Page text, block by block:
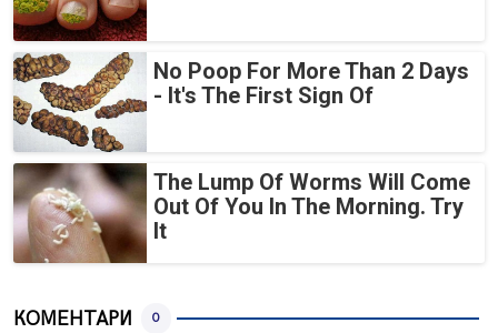
No Poop For More Than 2 Days
- It's The First Sign Of
The Lump Of Worms Will Come
Out Of You In The Morning. Try
It
КОМЕНТАРИ 0